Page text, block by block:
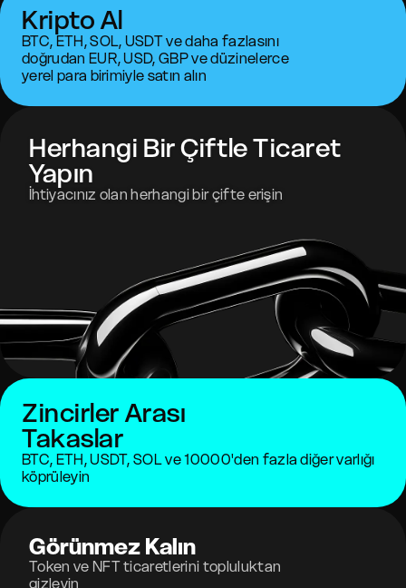
Herhangi Bir Çiftle Ticaret
Yapın
İhtiyacınız olan herhangi bir çifte erişin
Kripto Al
BTC, ETH, SOL, USDT ve daha fazlasını
doğrudan EUR, USD, GBP ve düzinelerce
yerel para birimiyle satın alın
Zincirler Arası
Takaslar
BTC, ETH, USDT, SOL ve 10000'den fazla diğer varlığı
köprüleyin
Görünmez Kalın
Token ve NFT ticaretlerini topluluktan
gizleyin